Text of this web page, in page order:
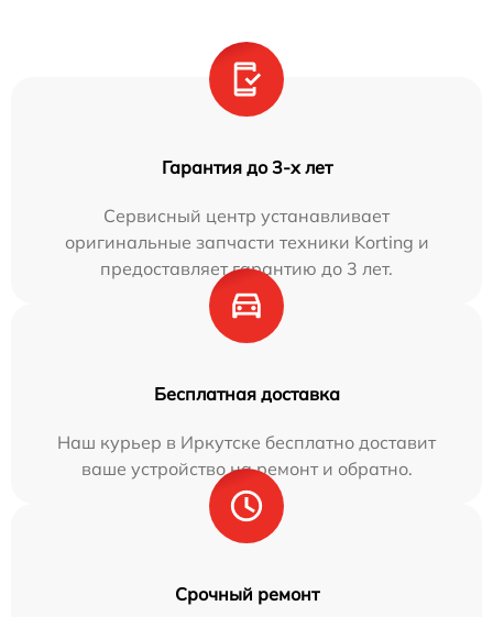
Гарантия до 3-х лет
Сервисный центр устанавливает
оригинальные запчасти техники Korting и
предоставляет гарантию до 3 лет.
Бесплатная доставка
Наш курьер в Иркутске бесплатно доставит
ваше устройство на ремонт и обратно.
Срочный ремонт